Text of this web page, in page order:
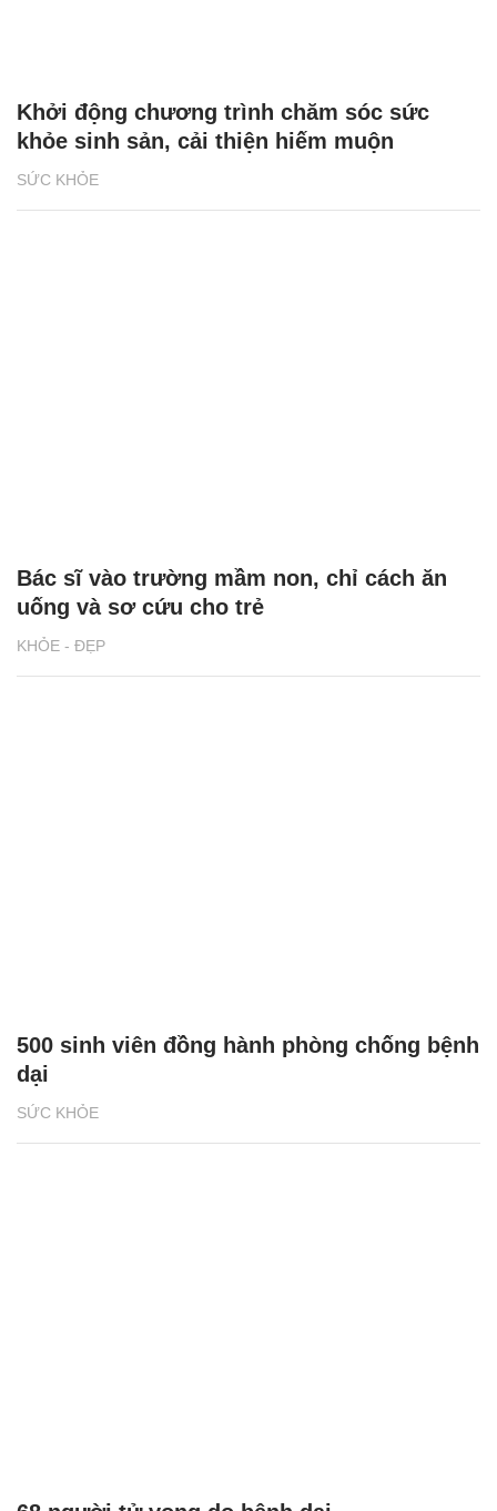
SỨC KHỎE
Khởi động chương trình chăm sóc sức
khỏe sinh sản, cải thiện hiếm muộn
KHỎE - ĐẸP
Bác sĩ vào trường mầm non, chỉ cách ăn
uống và sơ cứu cho trẻ
SỨC KHỎE
500 sinh viên đồng hành phòng chống bệnh
dại